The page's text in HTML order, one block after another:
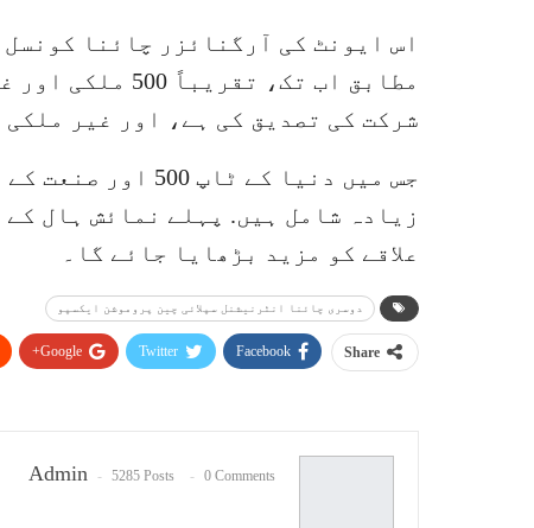
اس ایونٹ کی آرگنائزر چائنا
مطابق اب تک،
شرکت کی تصدیق کی ہے، اور غیر ملکی نمائش کنندگان
زیادہ شامل ہیں. پہلے نمائش ہال
علاقے کو مزید بڑھایا جائے گا۔
دوسری چائنا انٹرنیشنل سپلائی چین پروموشن ایکسپو
Share
Facebook
Twitter
Google+
Admin 5285 Posts 0 Comments